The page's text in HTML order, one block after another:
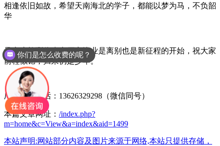
相逢依旧如故，希望天南海北的学子，都能以梦为马，不负韶
华
骨密度检测仪生产厂家毕业是离别也是新征程的开始，祝大家
前程似锦，归来仍是少年。
厂家咨询电话：13626329298（微信同号）
本篇文章网址： /index.php?
m=home&c=View&a=index&aid=1499
本站声明:网站部分内容及图片来源于网络,本站只提供存储，
你们是怎么收费的呢？